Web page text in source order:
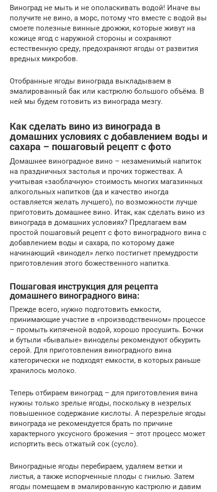
Виноград не мыть и не ополаскивать водой! Иначе вы
получите не вино, а морс, потому что вместе с водой вы
смоете полезные винные дрожжи, которые живут на
кожице ягод с наружной стороны и сохраняют
естественную среду, предохраняют ягоды от развития
вредных микробов.
Отобранные ягоды винограда выкладываем в
эмалированный бак или кастрюлю большого объёма. В
ней мы будем готовить из винограда мезгу.
Как сделать вино из винограда в
домашних условиях с добавлением воды и
сахара – пошаговый рецепт с фото
Домашнее виноградное вино – незаменимый напиток
на праздничных застолья и прочих торжествах. А
учитывая «заоблачную» стоимость многих магазинных
алкогольных напитков (да и качество иногда
оставляется желать лучшего), по возможности лучше
приготовить домашнее вино. Итак, как сделать вино из
винограда в домашних условиях? Предлагаем вам
простой пошаговый рецепт с фото виноградного вина с
добавлением воды и сахара, по которому даже
начинающий «винодел» легко постигнет премудрости
приготовления этого божественного напитка.
Пошаговая инструкция для рецепта
домашнего виноградного вина:
Прежде всего, нужно подготовить емкости,
принимающие участие в «производственном» процессе
– промыть кипяченой водой, хорошо просушить. Бочки
и бутыли «бывалые» виноделы рекомендуют обкурить
серой. Для приготовления виноградного вина
категорически не подходят емкости, в которых раньше
хранилось молоко.
Теперь отбираем виноград – для приготовления вина
нужны только зрелые ягоды, поскольку в незрелых
повышенное содержание кислоты. А перезрелые ягоды
винограда не рекомендуется брать по причине
характерного уксусного брожения – этот процесс может
испортить весь отжатый сок (сусло).
Виноградные ягоды перебираем, удаляем ветки и
листья, а также испорченные плоды с гнилью. Затем
ягоды помещаем в эмалированную кастрюлю и давим